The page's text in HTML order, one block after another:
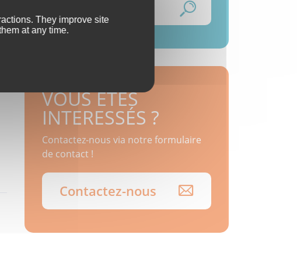
VOUS ÊTES
INTERESSÉS ?
Contactez-nous via notre formulaire
de contact !
Contactez-nous
They improve site
at any time.